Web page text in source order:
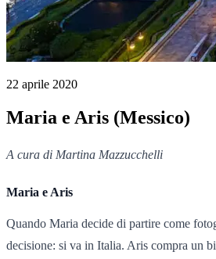
22 aprile 2020
Maria e Aris (Messico)
A cura di Martina Mazzucchelli
Maria e Aris
Quando Maria decide di partire come
decisione: si va in Italia. Aris compra un